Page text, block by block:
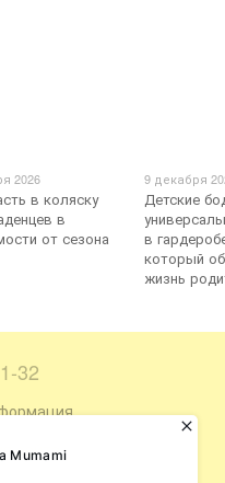
2026
в коляску
в
от сезона
9 декабря
Детские
в
который
жизнь
32
сайта